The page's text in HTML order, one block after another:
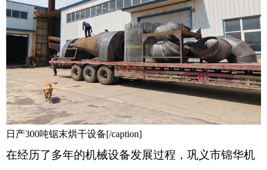
日产300吨锯末烘干设备[/caption]
在经历了多年的机械设备发展过程，巩义市锦华机